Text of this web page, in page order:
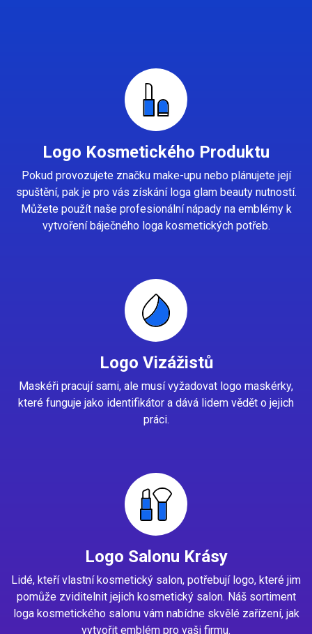
Logo Kosmetického Produktu
Pokud provozujete značku make-upu nebo plánujete její
spuštění, pak je pro vás získání loga glam beauty nutností.
Můžete použít naše profesionální nápady na emblémy k
vytvoření báječného loga kosmetických potřeb.
Logo Vizážistů
Maskéři pracují sami, ale musí vyžadovat logo maskérky,
které funguje jako identifikátor a dává lidem vědět o jejich
práci.
Logo Salonu Krásy
Lidé, kteří vlastní kosmetický salon, potřebují logo, které jim
pomůže zviditelnit jejich kosmetický salon. Náš sortiment
loga kosmetického salonu vám nabídne skvělé zařízení, jak
vytvořit emblém pro vaši firmu.